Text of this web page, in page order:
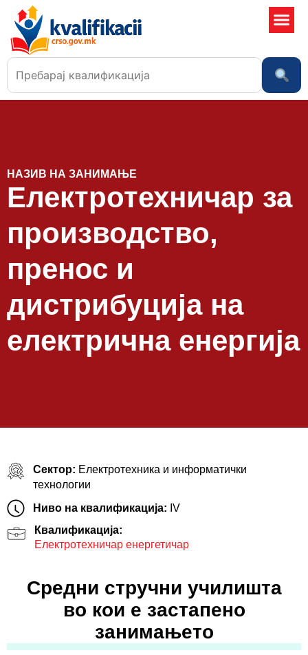
НАЗИВ НА ЗАНИМАЊЕ
Електротехничар за
производство,
пренос и
дистрибуција на
електрична енергија
Сектор: Електротехника и информатички
технологии
Ниво на квалификација: IV
Квалификација:
Електротехничар енергетичар
Средни стручни училишта
во кои е застапено
занимањето